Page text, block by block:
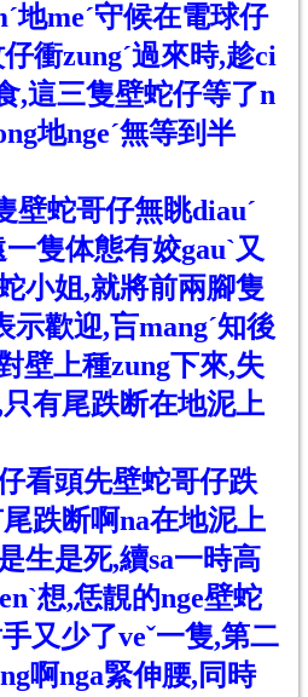
地meˊ守候在電球仔
衝zungˊ過來時,趁ci
,這三隻壁蛇仔等了n
地ngeˊ無等到半
壁蛇哥仔無眺diauˊ
隻体態有姣gauˋ又
小姐,就將前兩腳隻
示歡迎,吂mangˊ知後
壁上種zung下來,失
只有尾跌断在地泥上
看頭先壁蛇哥仔跌
跌断啊na在地泥上
生是死,續sa一時高
想,恁靚的nge壁蛇
又少了veˇ一隻,第二
啊nga緊伸腰,同時